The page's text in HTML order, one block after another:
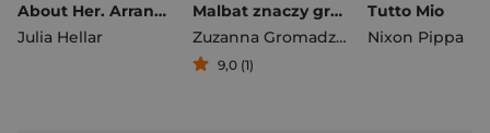
About Her. Arranged. Tom 2
Julia Hellar
Malbat znaczy grzech
Zuzanna Gromadzińska
9,0 (1)
Tutto Mio
Nixon Pippa